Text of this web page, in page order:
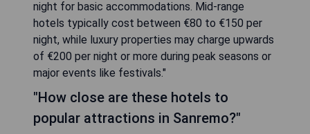
night for basic accommodations. Mid-range
hotels typically cost between €80 to €150 per
night, while luxury properties may charge upwards
of €200 per night or more during peak seasons or
major events like festivals."
"How close are these hotels to
popular attractions in Sanremo?"